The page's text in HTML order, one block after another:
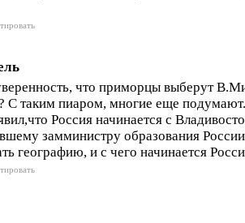
что приморцы выберут
С таким пиаром, многие еще
Россия начинается с
замминистру образования
географию, и с чего начинается